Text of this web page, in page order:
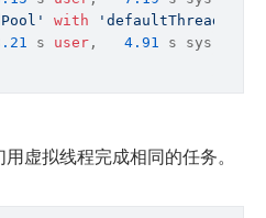
with
s user , 4.91 s sys,
虚拟线程完成相同的任务。